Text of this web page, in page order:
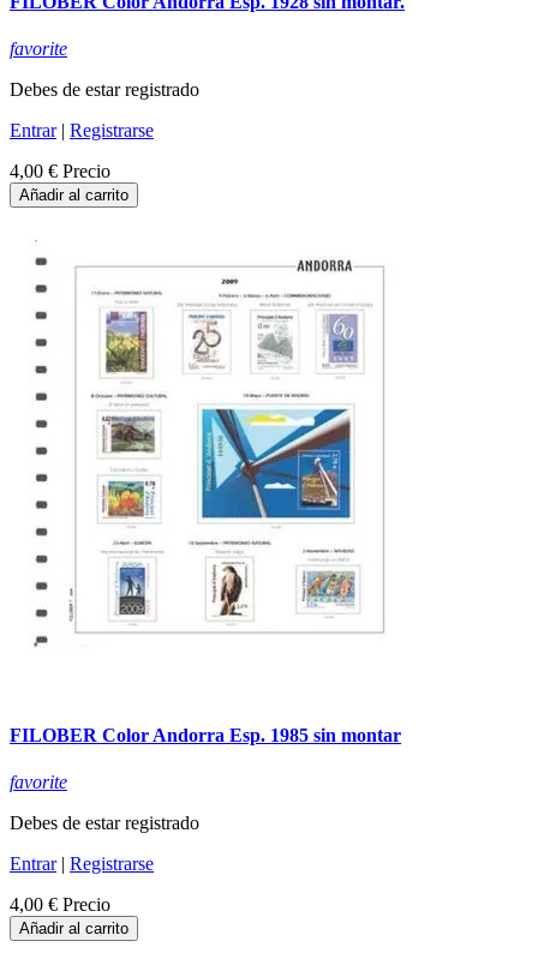
favorite
Debes de estar registrado
Entrar| Registrarse
4,00 € Precio
Añadir al carrito
FILOBER Color Andorra Esp. 1985 sin montar
favorite
Debes de estar registrado
Entrar| Registrarse
4,00 € Precio
Añadir al carrito